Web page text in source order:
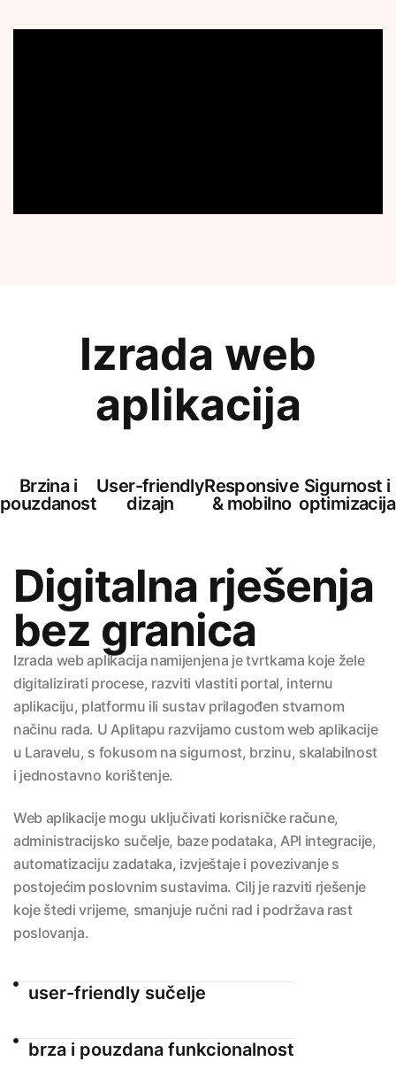
Izrada web
aplikacija
Brzina i
pouzdanost
User-friendly
dizajn
Responsive
& mobilno
Sigurnost i
optimizacija
Digitalna rješenja
bez granica
Izrada web aplikacija namijenjena je tvrtkama koje žele
digitalizirati procese, razviti vlastiti portal, internu
aplikaciju, platformu ili sustav prilagođen stvarnom
načinu rada. U Aplitapu razvijamo custom web aplikacije
u Laravelu, s fokusom na sigurnost, brzinu, skalabilnost
i jednostavno korištenje.
Web aplikacije mogu uključivati korisničke račune,
administracijsko sučelje, baze podataka, API integracije,
automatizaciju zadataka, izvještaje i povezivanje s
postojećim poslovnim sustavima. Cilj je razviti rješenje
koje štedi vrijeme, smanjuje ručni rad i podržava rast
poslovanja.
user-friendly sučelje
brza i pouzdana funkcionalnost